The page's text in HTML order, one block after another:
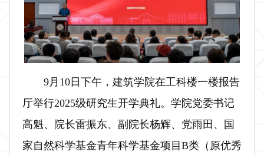
9月10日下午，建筑学院在工科楼一楼报告
厅举行2025级研究生开学典礼。学院党委书记
高魁、院长雷振东、副院长杨辉、党雨田、国
家自然科学基金青年科学基金项目B类（原优秀